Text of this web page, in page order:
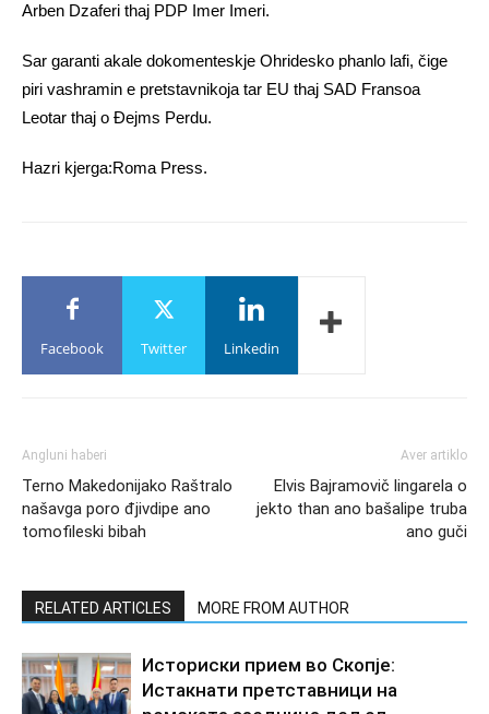
Arben Dzaferi thaj PDP Imer Imeri.
Sar garanti akale dokomenteskje Ohridesko phanlo lafi, čige
piri vashramin e pretstavnikoja tar EU thaj SAD Fransoa
Leotar thaj o Đejms Perdu.
Hazri kjerga:Roma Press.
Facebook Twitter Linkedin
Angluni haberi
Terno Makedonijako Raštralo
našavga poro đjivdipe ano
tomofileski bibah
Aver artiklo
Elvis Bajramovič lingarela o
jekto than ano bašalipe truba
ano guči
RELATED ARTICLES MORE FROM AUTHOR
Историски прием во Скопје:
Истакнати претставници на